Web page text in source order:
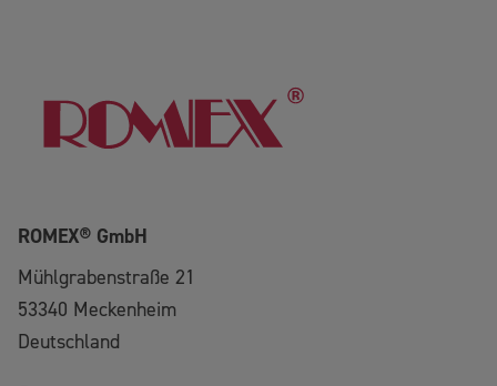
ROMEX® GmbH
Mühlgrabenstraße 21
53340 Meckenheim
Deutschland